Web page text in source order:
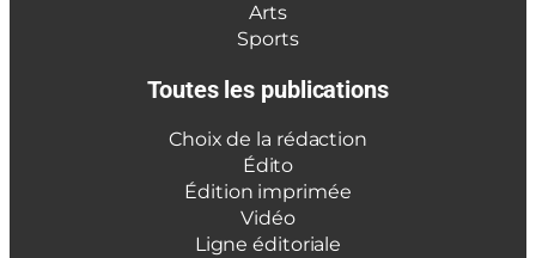
Arts
Sports
Toutes les publications
Choix de la rédaction
Édito
Édition imprimée
Vidéo
Ligne éditoriale